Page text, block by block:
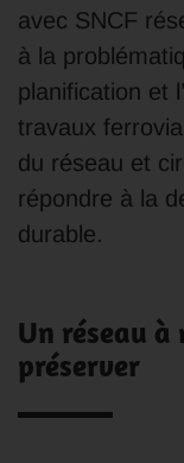
avec SNCF
à la
planification et
travaux
du réseau et
répondre à la
durable.
Un réseau à
préserver